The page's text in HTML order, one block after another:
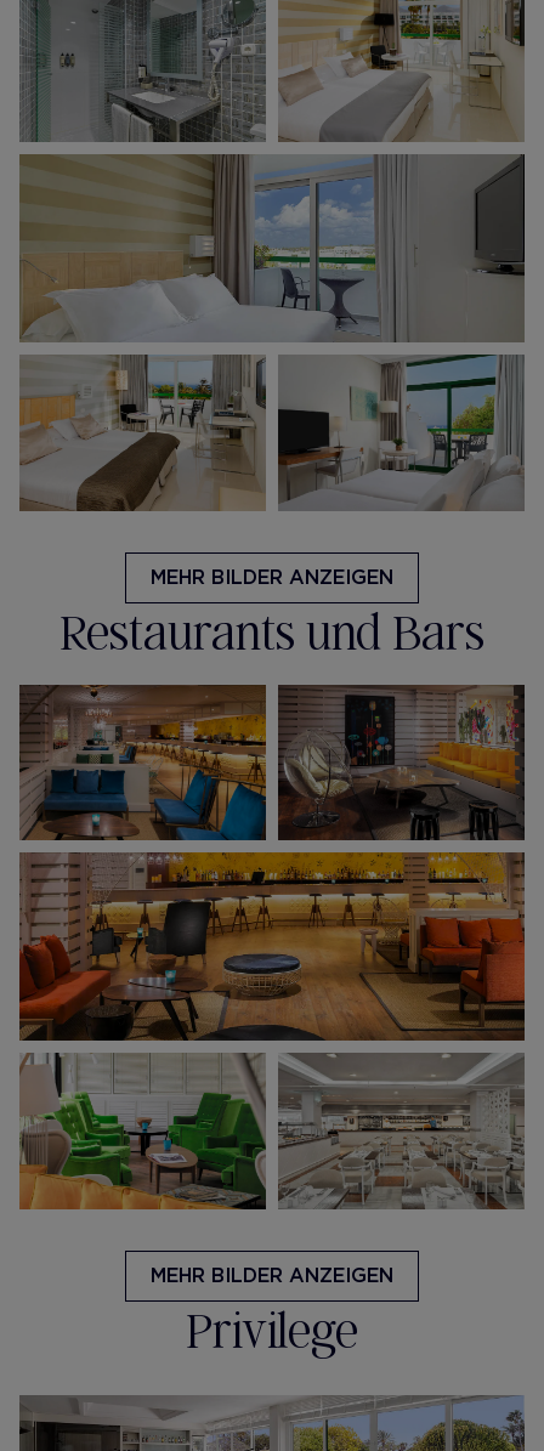
MEHR BILDER ANZEIGEN
Restaurants und Bars
MEHR BILDER ANZEIGEN
Privilege